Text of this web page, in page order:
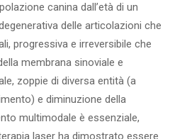
canina dall’età di un
delle articolazioni che
progressiva e irreversibile che
membrana sinoviale e
zoppie di diversa entità (a
e diminuzione della
multimodale è essenziale,
laser ha dimostrato essere